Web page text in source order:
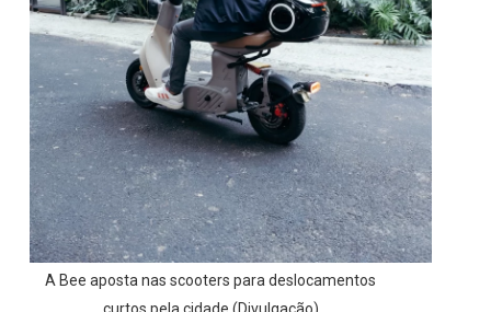
A Bee aposta nas scooters para deslocamentos